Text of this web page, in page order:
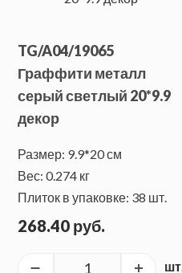
TG/A04/19065
Граффити металл
серый светлый 20*9.9
декор
Размер: 9.9*20 см
Вес: 0.274 кг
Плиток в упаковке: 38 шт.
268.40 руб.
шт.